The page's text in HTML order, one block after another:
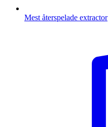
Mest återspelade extractor